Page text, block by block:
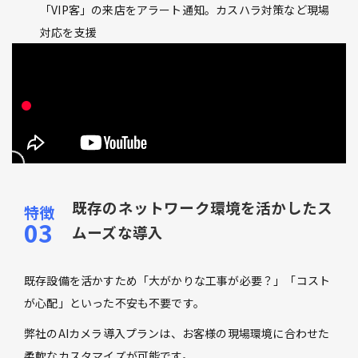
「VIP客」の来店をアラート通知。カスハラ対策など現場
対応を支援
既存のネットワーク環境を活かしたス
ムーズな導入
既存設備を活かすため「大がかりな工事が必要？」「コスト
が心配」といった不安も不要です。
弊社のAIカメラ導入プランは、お客様の現場環境に合わせた